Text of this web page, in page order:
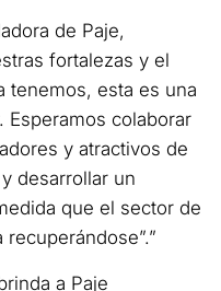
de Paje,
fortalezas y el
tenemos, esta es una
Esperamos colaborar
y atractivos de
desarrollar un
que el sector de
a Paje